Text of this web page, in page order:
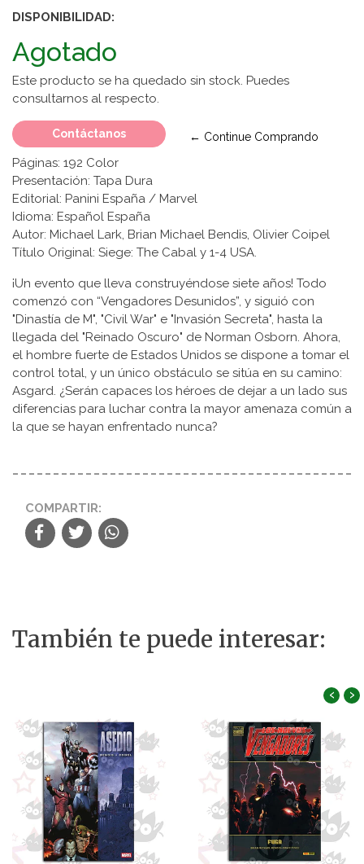
DISPONIBILIDAD:
Agotado
Este producto se ha quedado sin stock. Puedes
consultarnos al respecto.
Contáctanos ← Continue Comprando
Páginas: 192 Color
Presentación: Tapa Dura
Editorial: Panini España / Marvel
Idioma: Español España
Autor: Michael Lark, Brian Michael Bendis, Olivier Coipel
Título Original: Siege: The Cabal y 1-4 USA.
¡Un evento que lleva construyéndose siete años! Todo
comenzó con “Vengadores Desunidos”, y siguió con
"Dinastía de M", "Civil War" e "Invasión Secreta", hasta la
llegada del "Reinado Oscuro" de Norman Osborn. Ahora,
el hombre fuerte de Estados Unidos se dispone a tomar el
control total, y un único obstáculo se sitúa en su camino:
Asgard. ¿Serán capaces los héroes de dejar a un lado sus
diferencias para luchar contra la mayor amenaza común a
la que se hayan enfrentado nunca?
COMPARTIR:
También te puede interesar:
‹ ›